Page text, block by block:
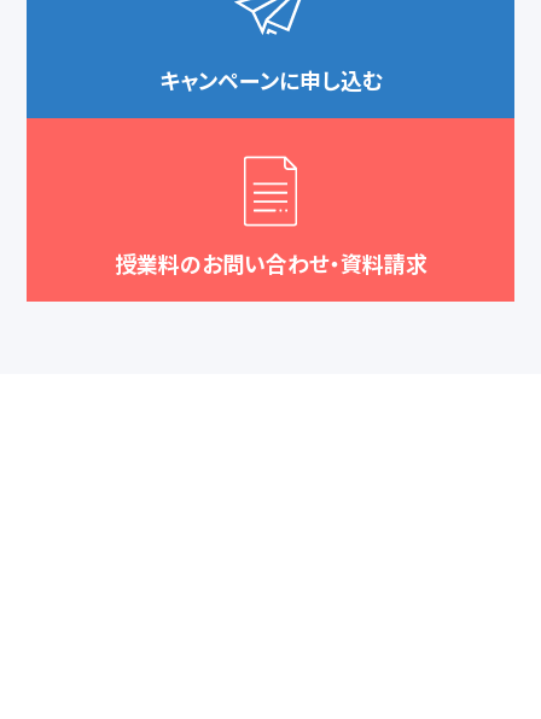
キャンペーンに申し込む
授業料のお問い合わせ・資料請求